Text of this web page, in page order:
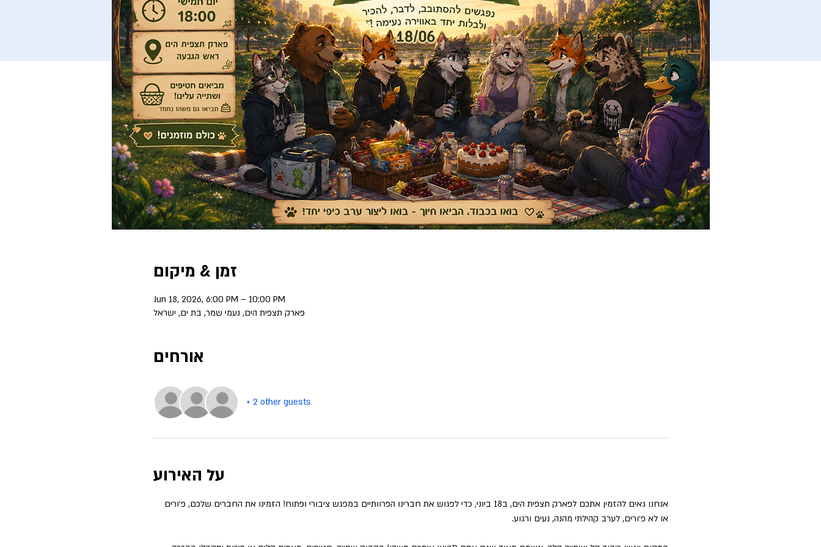
זמן & מיקום
Jun 18, 2026, 6:00 PM – 10:00 PM
פארק תצפית הים, נעמי שמר, בת ים, ישראל
אורחים
+ 2 other guests
על האירוע
אנחנו גאים להזמין אתכם לפארק תצפית הים, ב18 ביוני, כדי לפגוש את חברינו הפרוותיים במפגש ציבורי ופתוח! הזמינו את החברים שלכם, פ׳ורים
או לא פ׳ורים, לערב קהילתי מהנה, נעים ורגוע.